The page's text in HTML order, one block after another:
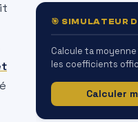
🎯 SIMULATEUR
Calcule ta
les coefficients
Calculer